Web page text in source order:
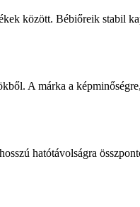
között. Bébiőreik stabil
A márka a
hatótávolságra